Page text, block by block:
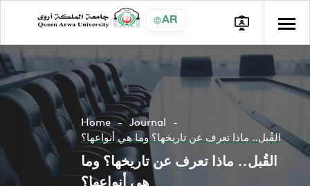
AR
Home
Journal
القُبل.. ماذا تعرف عن تاريخها؟ وما هي أنواعها؟
القُبل.. ماذا تعرف عن تاريخها؟ وما
هي أنواعها؟